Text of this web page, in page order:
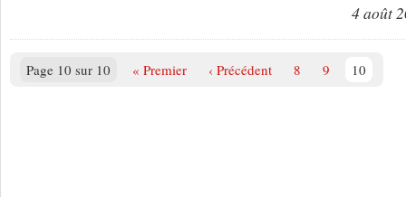
4 août
Page 10 sur 10 « Premier ‹ Précédent 8 9 10